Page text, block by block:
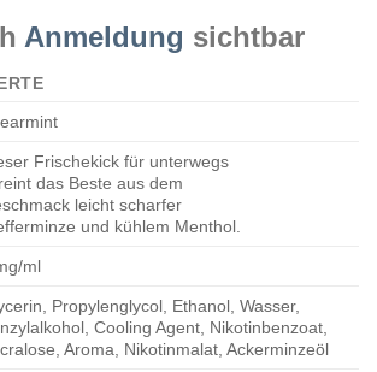
Anmeldung sichtbar
Frischekick für unterwegs
das Beste aus dem
leicht scharfer
und kühlem Menthol.
ml
Propylenglycol, Ethanol, Wasser,
Cooling Agent, Nikotinbenzoat,
Aroma, Nikotinmalat, Ackerminzeöl